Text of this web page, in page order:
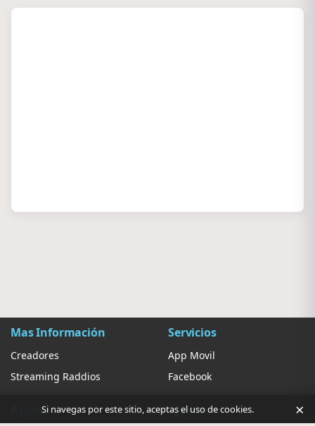
Mas Información
Creadores
Streaming Raddios
Servicios
App Movil
Facebook
Ayuda Ajustes
Si navegas por este sitio, aceptas el uso de cookies. ×